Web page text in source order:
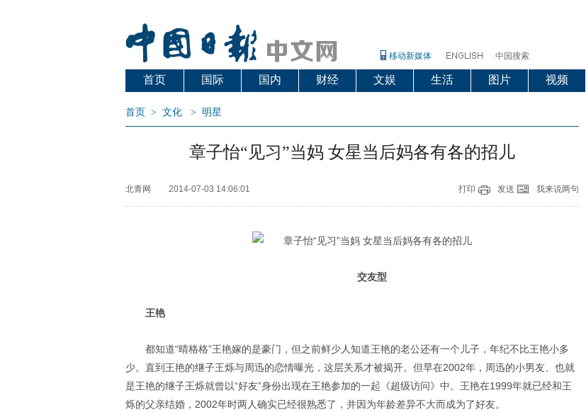
移动新媒体 中国搜索
首页 国际 国内 财经 文娱 生活 图片 视频
首页 > 文化 > 明星
章子怡“见习”当妈 女星当后妈各有各的招儿
北青网 2014-07-03 14:06:01 打印 发送 我来说两句
交友型
王艳
都知道“晴格格”王艳嫁的是豪门，但之前鲜少人知道王艳的老公还有一个儿子，年纪不比王艳小多
少。直到王艳的继子王烁与周迅的恋情曝光，这层关系才被揭开。但早在2002年，周迅的小男友、也就
是王艳的继子王烁就曾以“好友”身份出现在王艳参加的一起《超级访问》中。王艳在1999年就已经和王
烁的父亲结婚，2002年时两人确实已经很熟悉了，并因为年龄差异不大而成为了好友。